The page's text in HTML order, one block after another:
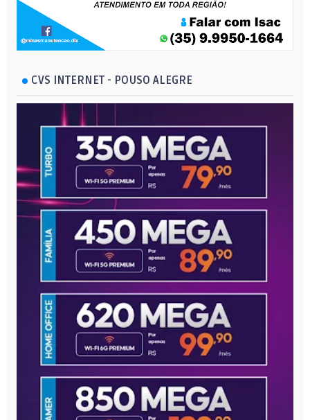
CVS INTERNET - POUSO ALEGRE